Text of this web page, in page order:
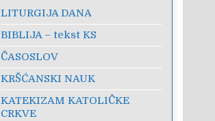
LITURGIJA DANA
BIBLIJA – tekst KS
ČASOSLOV
KRŠĆANSKI NAUK
KATEKIZAM KATOLIČKE
CRKVE